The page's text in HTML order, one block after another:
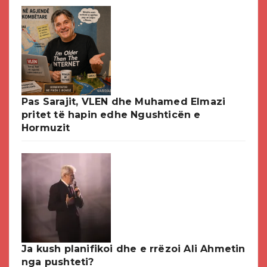
Pas Sarajit, VLEN dhe Muhamed Elmazi
pritet të hapin edhe Ngushticën e
Hormuzit
Ja kush planifikoi dhe e rrëzoi Ali Ahmetin
nga pushteti?